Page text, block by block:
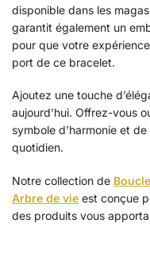
disponible dans les
garantit également un
pour que votre
port de ce bracelet.
Ajoutez une touche
aujourd’hui. Offrez-vous
symbole d’harmonie et
quotidien.
Notre collection de
Arbre de vie est conçue
des produits vous